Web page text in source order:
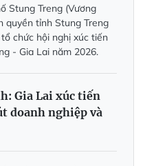
Stung Treng (Vương
quyền tỉnh Stung Treng
chức hội nghị xúc tiến
- Gia Lai năm 2026.
Gia Lai xúc tiến
doanh nghiệp và